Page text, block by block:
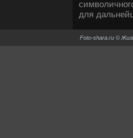
для
Foto-shara.ru ©